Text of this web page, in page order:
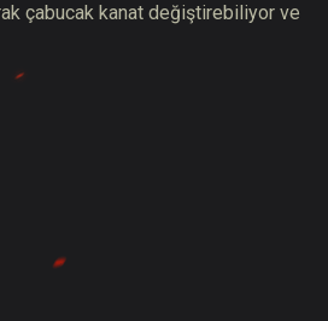
çabucak kanat değiştirebiliyor ve